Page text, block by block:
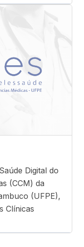
Digital do
(CCM) da
(UFPE),
Clínicas